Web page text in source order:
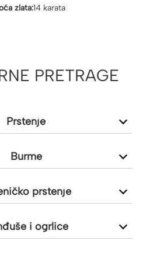
zlata:14 karata
PRETRAGE
Prstenje
Burme
prstenje
i ogrlice